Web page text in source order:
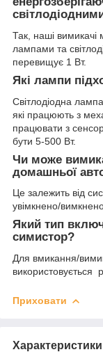
Так, наші вимикачі
лампами та
перевищує 1 Вт.
Які лампи
Світлодіодна
які працюють з
працювати з
бути 5-500 Вт.
Чи може
домашньої
Це залежить від
увімкнено/
Який тип
симистор?
Для вмикання/
використовується
Приховати
Характеристики